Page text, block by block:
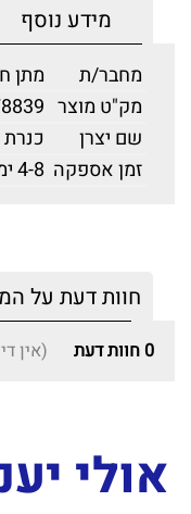
מידע נוסף
מחבר/ת
מתן
מק"ט מוצר
שם יצרן
כנרת
זמן אספקה 4-8 ימי עסקים
חוות דעת על
0 חוות דעת (אין
אולי